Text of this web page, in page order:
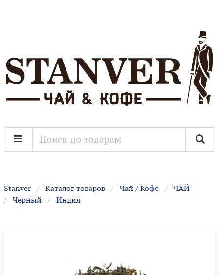
Stanver Каталог товаров Чай / Кофе
ЧАЙ
Черный
Индия